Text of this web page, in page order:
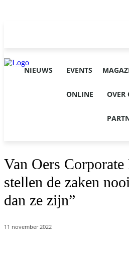
NIEUWS EVENTS
ONLINE OVER
Van Oers
stellen de zaken
dan ze zijn”
11 november 2022